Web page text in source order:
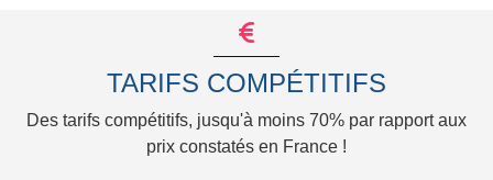
TARIFS COMPÉTITIFS
Des tarifs compétitifs, jusqu'à moins 70% par rapport aux
prix constatés en France !